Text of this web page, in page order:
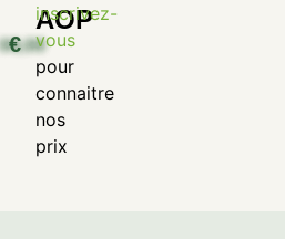
AOP
€
inscrivez-
vous
pour
connaitre
nos
prix